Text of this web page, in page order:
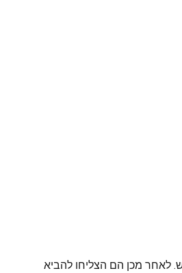
לאחר מכן הם הצליחו להביא